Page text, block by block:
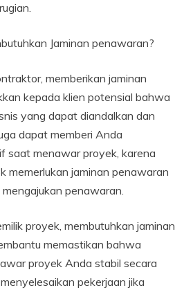
Jaminan penawaran?
memberikan jaminan
kepada klien potensial bahwa
yang dapat diandalkan dan
dapat memberi Anda
saat menawar proyek, karena
memerlukan jaminan penawaran
penawaran.
proyek, membutuhkan jaminan
memastikan bahwa
proyek Anda stabil secara
pekerjaan jika